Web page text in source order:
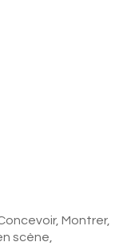
Montrer,
scène,